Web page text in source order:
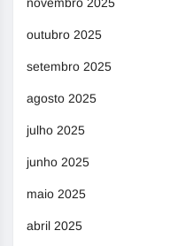
novembro 2025
outubro 2025
setembro 2025
agosto 2025
julho 2025
junho 2025
maio 2025
abril 2025